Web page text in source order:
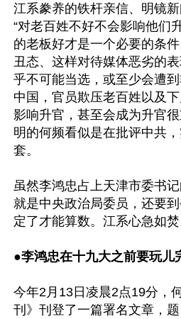
江系豢养的铁杆亲信、明镜
“对老百姓不好不会影响他们
的老板好才是一个必要的条
丑态、这样对待媒体恶劣的
乎不可能当选，或至少会遭
中国，官员欺压老百姓以及
影响升官，甚至会成为升官
明的何频看似是在批评中共
套。
虽然李鸿忠占上天津市委书
就是中央政治局委员，还要
定了才能算数。江系心急如焚
●李鸿忠在十九大之前要玩儿
今年2月13日凌晨2点19分，
刊》刊登了一篇署名文章，